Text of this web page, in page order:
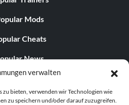
verwalten
zu bieten, verwenden wir Technologien wie
zu speichern und/oder darauf zuzugreifen.
Mods
Cheats
News
Editorials
Free Games